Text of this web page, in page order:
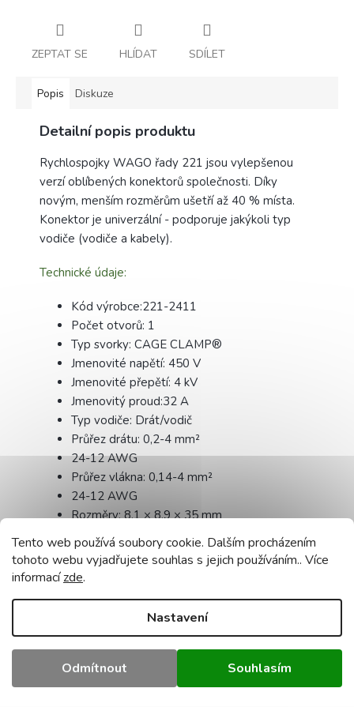
Tento web používá soubory cookie. Dalším procházením
tohoto webu vyjadřujete souhlas s jejich používáním.. Více
informacízde.
Nastavení
Odmítnout Souhlasím
ZEPTAT SE HLÍDAT SDÍLET
Popis Diskuze
Detailní popis produktu
Rychlospojky WAGO řady 221 jsou vylepšenou
verzí oblíbených konektorů společnosti. Díky
novým, menším rozměrům ušetří až 40 % místa.
Konektor je univerzální - podporuje jakýkoli typ
vodiče (vodiče a kabely).
Technické údaje:
Kód výrobce:221-2411
Počet otvorů: 1
Typ svorky: CAGE CLAMP®
Jmenovité napětí: 450 V
Jmenovité přepětí: 4 kV
Jmenovitý proud:32 A
Typ vodiče: Drát/vodič
Průřez drátu: 0,2-4 mm²
24-12 AWG
Průřez vlákna: 0,14-4 mm²
24-12 AWG
Rozměry: 8,1 × 8,9 × 35 mm
Délka izolace drátu: 11 mm
Vodivý materiál: pocínovaná měď
Maximální teplota: 105 °C
Poznámky: cena za 1 kus.
Doplňkové parametry